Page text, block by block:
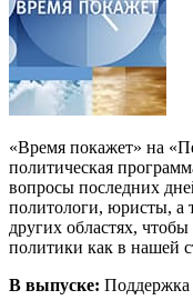
«Время покажет» на
политическая
вопросы последних
политологи, юристы, а
других областях,
политики как в нашей
В выпуске: